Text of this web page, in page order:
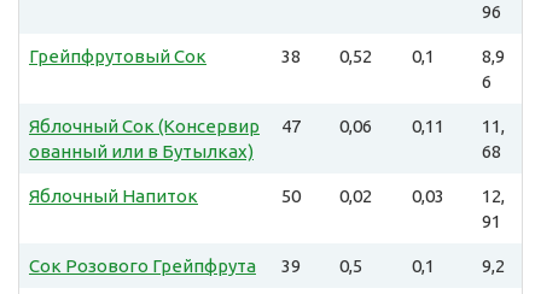
96
Грейпфрутовый Сок 38 0,52 0,1
8,9
6
Яблочный Сок (Консервир
ованный или в Бутылках)
47 0,06 0,11
11,
68
Яблочный Напиток 50 0,02 0,03
12,
91
Сок Розового Грейпфрута 39 0,5 0,1 9,2